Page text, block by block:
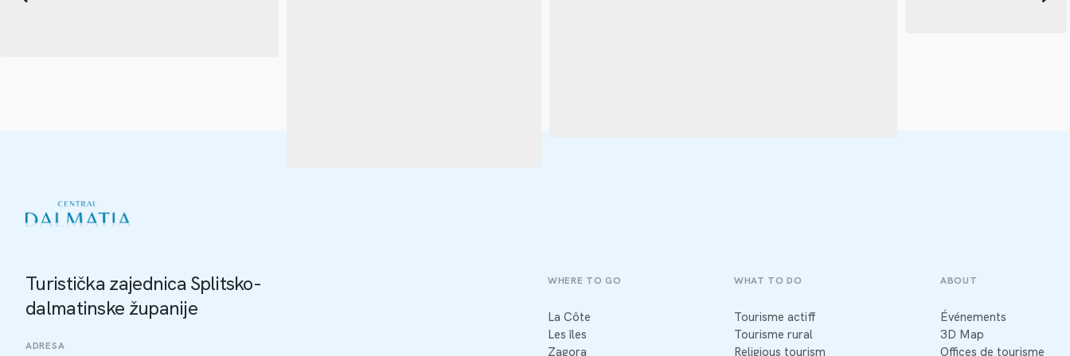
Turistička zajednica Splitsko-
dalmatinske županije
ADRESA
WHERE TO GO
La Côte
Les îles
Zagora
WHAT TO DO
Tourisme actiff
Tourisme rural
Religious tourism
ABOUT
Événements
3D Map
Offices de tourisme